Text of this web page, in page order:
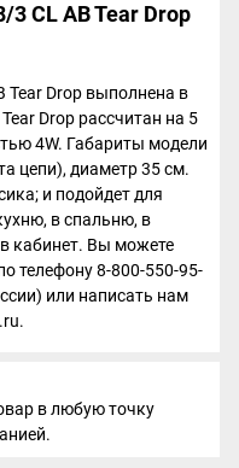
CL AB Tear Drop
Tear Drop выполнена в
Drop рассчитан на 5
4W. Габариты модели
цепи), диаметр 35 см.
и подойдет для
в спальню, в
кабинет. Вы можете
телефону 8-800-550-95-
или написать нам
в любую точку